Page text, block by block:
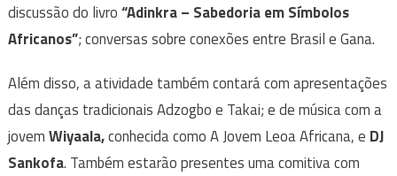
discussão do livro“Adinkra – Sabedoria em Símbolos
Africanos”; conversas sobre conexões entre Brasil e Gana.
Além disso, a atividade também contará com apresentações
das danças tradicionais Adzogbo e Takai; e de música com a
jovemWiyaala,conhecida como A Jovem Leoa Africana, e DJ
Sankofa. Também estarão presentes uma comitiva com